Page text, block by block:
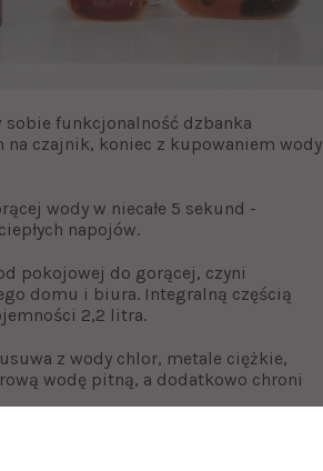
sobie funkcjonalność dzbanka
czajnik, koniec z kupowaniem wody
wody w niecałe 5 sekund -
napojów.
pokojowej do gorącej, czyni
domu i biura. Integralną częścią
2,2 litra.
z wody chlor, metale ciężkie,
wodę pitną, a dodatkowo chroni